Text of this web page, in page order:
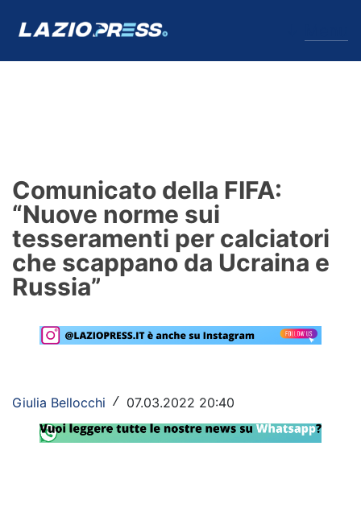
Formello
Infortuni
Primavera
Lazio Women
Social
Comunicato della FIFA:
“Nuove norme sui
tesseramenti per calciatori
che scappano da Ucraina e
Russia”
Giulia Bellocchi / 07.03.2022 20:40